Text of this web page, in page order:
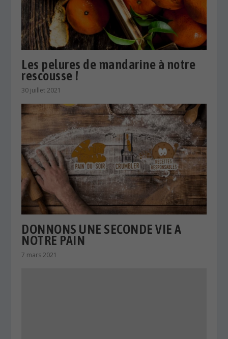
Les pelures de mandarine à notre
rescousse !
30 juillet 2021
DONNONS UNE SECONDE VIE A
NOTRE PAIN
7 mars 2021